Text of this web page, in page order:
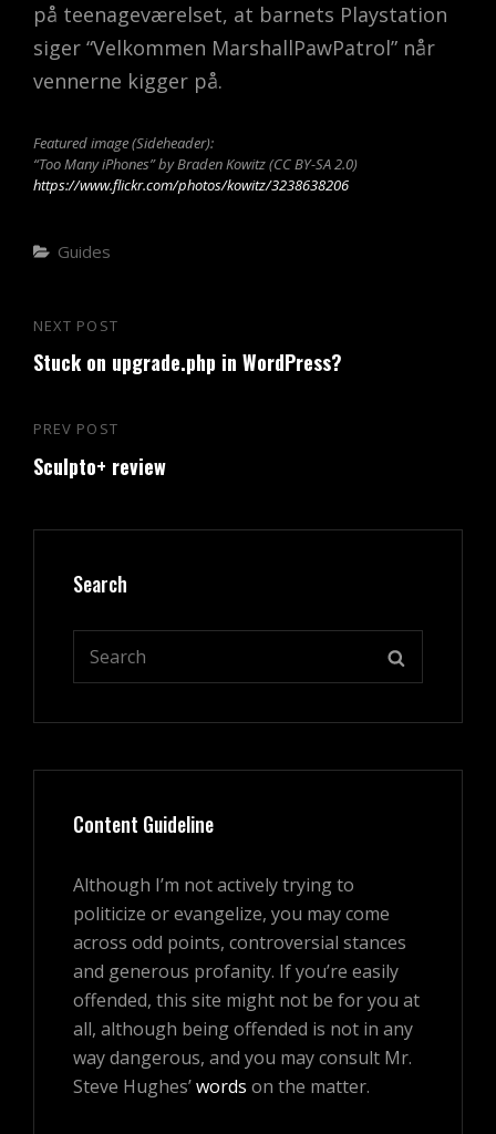
på teenageværelset, at barnets Playstation
siger “Velkommen MarshallPawPatrol” når
vennerne kigger på.
Featured image (Sideheader):
“Too Many iPhones” by Braden Kowitz (CC BY-SA 2.0)
https://www.flickr.com/photos/kowitz/3238638206
Categories
Guides
Post
navigation
Previous
Post
PREV POST
Sculpto+ review
Next
Post
NEXT POST
Stuck on upgrade.php in WordPress?
Search
Content Guideline
Although I’m not actively trying to
politicize or evangelize, you may come
across odd points, controversial stances
and generous profanity. If you’re easily
offended, this site might not be for you at
all, although being offended is not in any
way dangerous, and you may consult Mr.
Steve Hughes’words on the matter.